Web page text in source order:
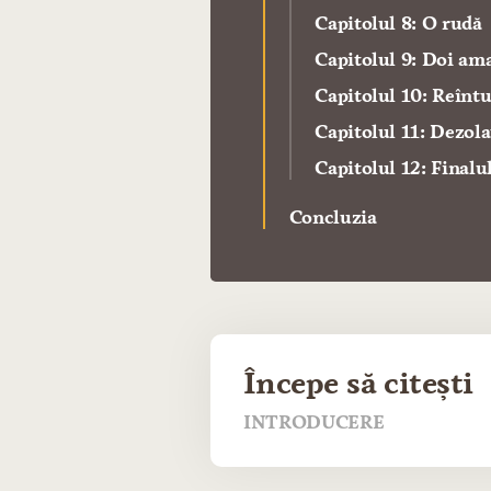
Capitolul 8: O rudă
Capitolul 9: Doi
Capitolul 10:
Capitolul 11:
Capitolul 12:
Concluzia
Începe să citești
INTRODUCERE